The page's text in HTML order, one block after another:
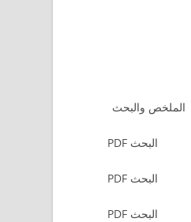
الملخص والبحث
البحث PDF
البحث PDF
البحث PDF